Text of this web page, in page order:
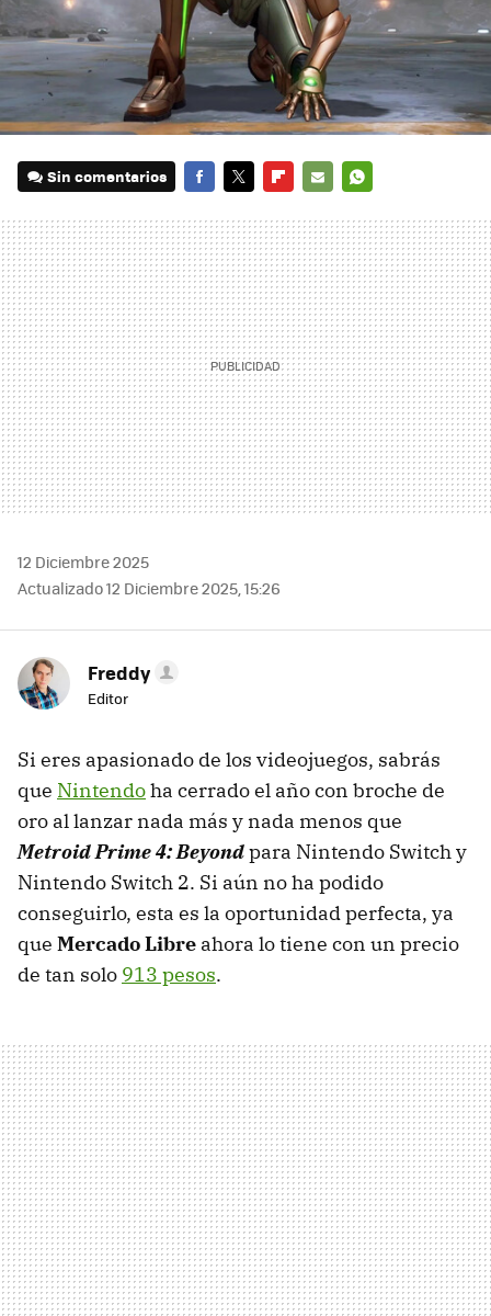
Sin comentarios
MAIL
12 Diciembre 2025
Actualizado 12 Diciembre 2025, 15:26
Freddy
Editor
Si eres apasionado de los videojuegos, sabrás
que Nintendoha cerrado el año con broche de
oro al lanzar nada más y nada menos que
Metroid Prime 4: Beyondpara Nintendo Switch y
Nintendo Switch 2. Si aún no ha podido
conseguirlo, esta es la oportunidad perfecta, ya
que Mercado Libre ahora lo tiene con un precio
de tan solo 913 pesos.